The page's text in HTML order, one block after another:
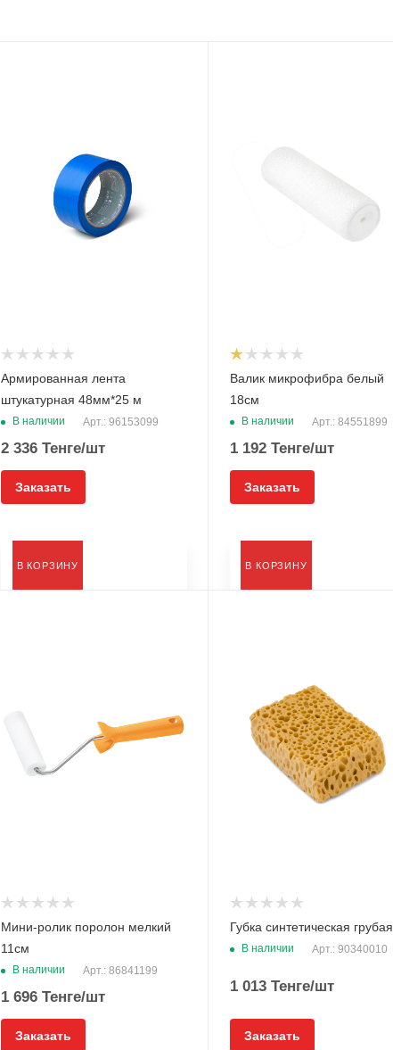
Армированная лента
штукатурная 48мм*25 м
В наличии Арт.: 96153099
2 336 Тенге/шт
Заказать
В КОРЗИНУ
Валик микрофибра белый
18см
В наличии Арт.: 84551899
1 192Тенге/шт
Заказать
В КОРЗИНУ
Мини-ролик поролон мелкий
11см
В наличии Арт.: 86841199
1 696 Тенге/шт
Заказать
Губка синтетическая грубая
В наличии Арт.: 90340010
1 013Тенге/шт
Заказать